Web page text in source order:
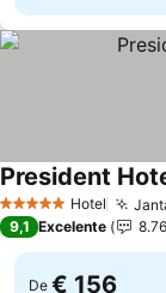
5 Estrelas Hotel
President
9,1 Excelente
De € 156